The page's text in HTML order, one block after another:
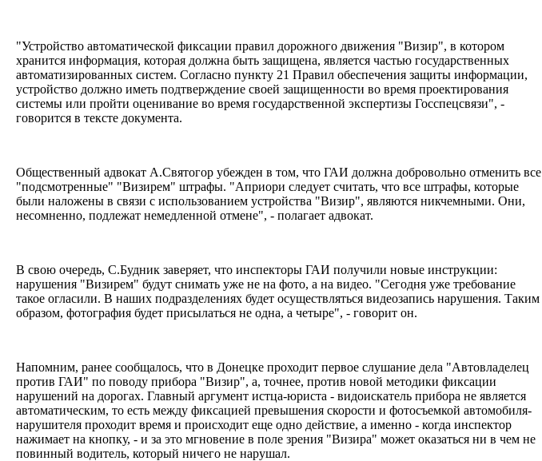
"Устройство автоматической фиксации правил дорожного движения "Визир", в котором
хранится информация, которая должна быть защищена, является частью государственных
автоматизированных систем. Согласно пункту 21 Правил обеспечения защиты информации,
устройство должно иметь подтверждение своей защищенности во время проектирования
системы или пройти оценивание во время государственной экспертизы Госспецсвязи", -
говорится в тексте документа.
Общественный адвокат А.Святогор убежден в том, что ГАИ должна добровольно отменить все
"подсмотренные" "Визирем" штрафы. "Априори следует считать, что все штрафы, которые
были наложены в связи с использованием устройства "Визир", являются никчемными. Они,
несомненно, подлежат немедленной отмене", - полагает адвокат.
В свою очередь, С.Будник заверяет, что инспекторы ГАИ получили новые инструкции:
нарушения "Визирем" будут снимать уже не на фото, а на видео. "Сегодня уже требование
такое огласили. В наших подразделениях будет осуществляться видеозапись нарушения. Таким
образом, фотография будет присылаться не одна, а четыре", - говорит он.
Напомним, ранее сообщалось, что в Донецке проходит первое слушание дела "Автовладелец
против ГАИ" по поводу прибора "Визир", а, точнее, против новой методики фиксации
нарушений на дорогах. Главный аргумент истца-юриста - видоискатель прибора не является
автоматическим, то есть между фиксацией превышения скорости и фотосъемкой автомобиля-
нарушителя проходит время и происходит еще одно действие, а именно - когда инспектор
нажимает на кнопку, - и за это мгновение в поле зрения "Визира" может оказаться ни в чем не
повинный водитель, который ничего не нарушал.